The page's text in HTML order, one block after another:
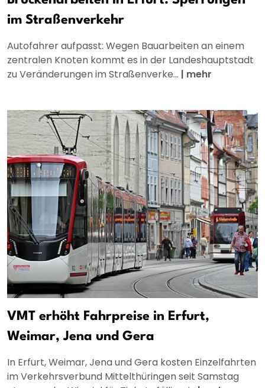
im Straßenverkehr
Autofahrer aufpasst: Wegen Bauarbeiten an einem
zentralen Knoten kommt es in der Landeshauptstadt
zu Veränderungen im Straßenverke... | mehr
VMT erhöht Fahrpreise in Erfurt,
Weimar, Jena und Gera
In Erfurt, Weimar, Jena und Gera kosten Einzelfahrten
im Verkehrsverbund Mittelthüringen seit Samstag